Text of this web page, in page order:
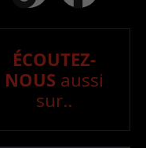
ÉCOUTEZ-
NOUS aussi
sur..